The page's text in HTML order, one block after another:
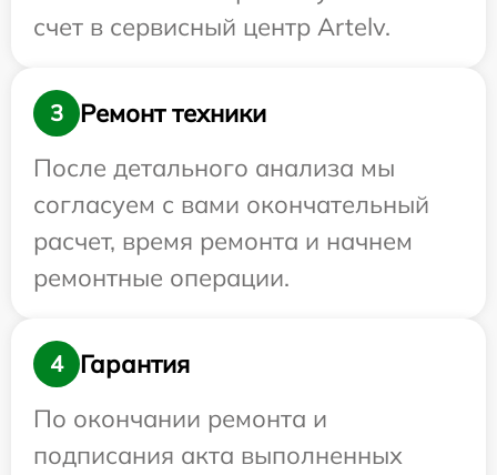
счет в сервисный центр Artelv.
3
Ремонт техники
После детального анализа мы
согласуем с вами окончательный
расчет, время ремонта и начнем
ремонтные операции.
4
Гарантия
По окончании ремонта и
подписания акта выполненных